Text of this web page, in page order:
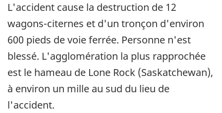
L'accident cause la destruction de 12
wagons-citernes et d'un tronçon d'environ
600 pieds de voie ferrée. Personne n'est
blessé. L'agglomération la plus rapprochée
est le hameau de Lone Rock (Saskatchewan),
à environ un mille au sud du lieu de
l'accident.